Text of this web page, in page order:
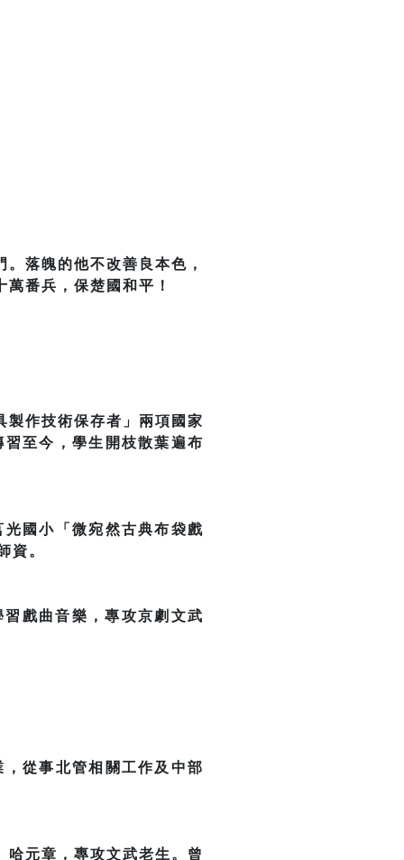
落魄的他不改善良本色，
番兵，保楚國和平！
製作技術保存者」兩項國家
至今，學生開枝散葉遍布
國小「微宛然古典布袋戲
資。
戲曲音樂，專攻京劇文武
從事北管相關工作及中部
元章，專攻文武老生。曾